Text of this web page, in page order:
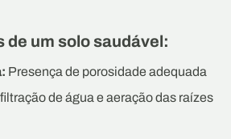
um solo saudável:
Presença de porosidade adequada
de água e aeração das raízes